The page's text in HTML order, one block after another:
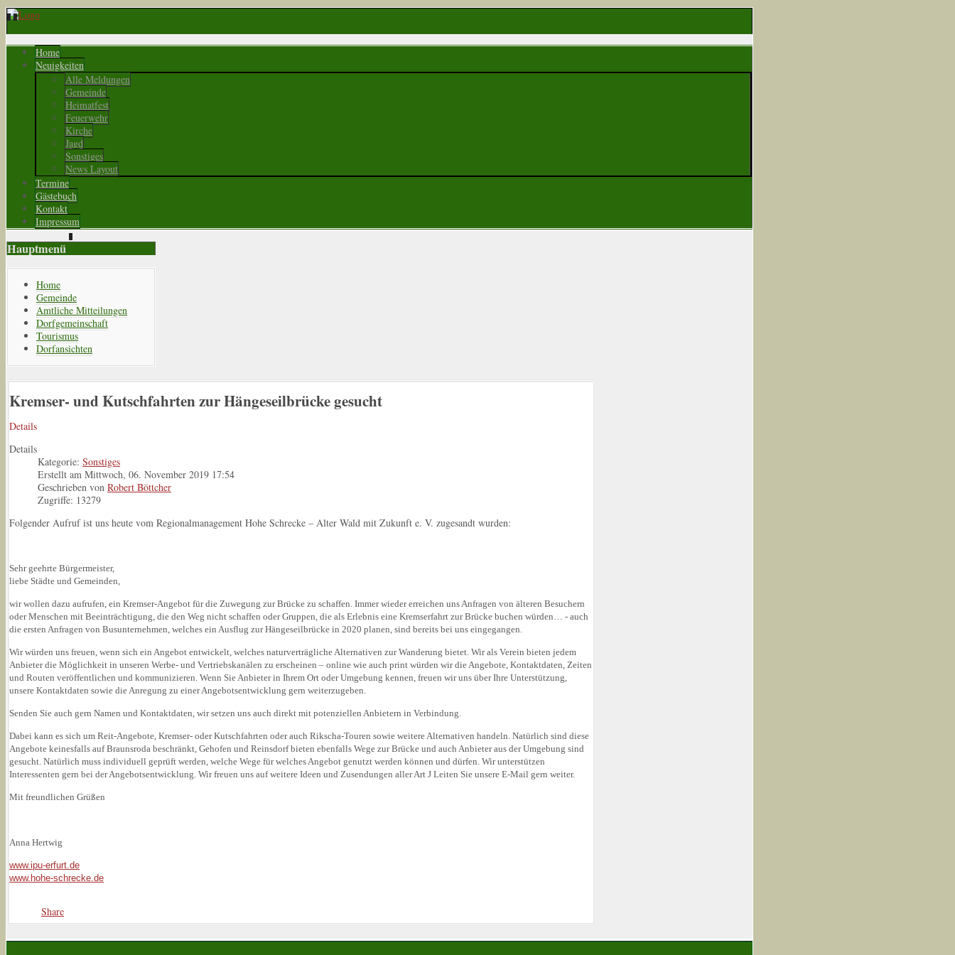
Home
Neuigkeiten
Alle Meldungen
Gemeinde
Heimatfest
Feuerwehr
Kirche
Jagd
Sonstiges
News Layout
Termine
Gästebuch
Kontakt
Impressum
Hauptmenü
Home
Gemeinde
Amtliche Mitteilungen
Dorfgemeinschaft
Tourismus
Dorfansichten
Kremser- und Kutschfahrten zur Hängeseilbrücke gesucht
Details
Details
Kategorie: Sonstiges
Erstellt am Mittwoch, 06. November 2019 17:54
Geschrieben von Robert Böttcher
Zugriffe: 13279
Folgender Aufruf ist uns heute vom Regionalmanagement Hohe Schrecke – Alter Wald mit Zukunft e. V. zugesandt wurden:
Sehr geehrte Bürgermeister,
liebe Städte und Gemeinden,
wir wollen dazu aufrufen, ein Kremser-Angebot für die Zuwegung zur Brücke zu schaffen. Immer wieder erreichen uns Anfragen von älteren Besuchern
oder Menschen mit Beeinträchtigung, die den Weg nicht schaffen oder Gruppen, die als Erlebnis eine Kremserfahrt zur Brücke buchen würden… - auch
die ersten Anfragen von Busunternehmen, welches ein Ausflug zur Hängeseilbrücke in 2020 planen, sind bereits bei uns eingegangen.
Wir würden uns freuen, wenn sich ein Angebot entwickelt, welches naturverträgliche Alternativen zur Wanderung bietet. Wir als Verein bieten jedem
Anbieter die Möglichkeit in unseren Werbe- und Vertriebskanälen zu erscheinen – online wie auch print würden wir die Angebote, Kontaktdaten, Zeiten
und Routen veröffentlichen und kommunizieren. Wenn Sie Anbieter in Ihrem Ort oder Umgebung kennen, freuen wir uns über Ihre Unterstützung,
unsere Kontaktdaten sowie die Anregung zu einer Angebotsentwicklung gern weiterzugeben.
Senden Sie auch gern Namen und Kontaktdaten, wir setzen uns auch direkt mit potenziellen Anbietern in Verbindung.
Dabei kann es sich um Reit-Angebote, Kremser- oder Kutschfahrten oder auch Rikscha-Touren sowie weitere Alternativen handeln. Natürlich sind diese
Angebote keinesfalls auf Braunsroda beschränkt, Gehofen und Reinsdorf bieten ebenfalls Wege zur Brücke und auch Anbieter aus der Umgebung sind
gesucht. Natürlich muss individuell geprüft werden, welche Wege für welches Angebot genutzt werden können und dürfen. Wir unterstützen
Interessenten gern bei der Angebotsentwicklung. Wir freuen uns auf weitere Ideen und Zusendungen aller Art J Leiten Sie unsere E-Mail gern weiter.
Mit freundlichen Grüßen
Anna Hertwig
www.ipu-erfurt.de
www.hohe-schrecke.de
Share